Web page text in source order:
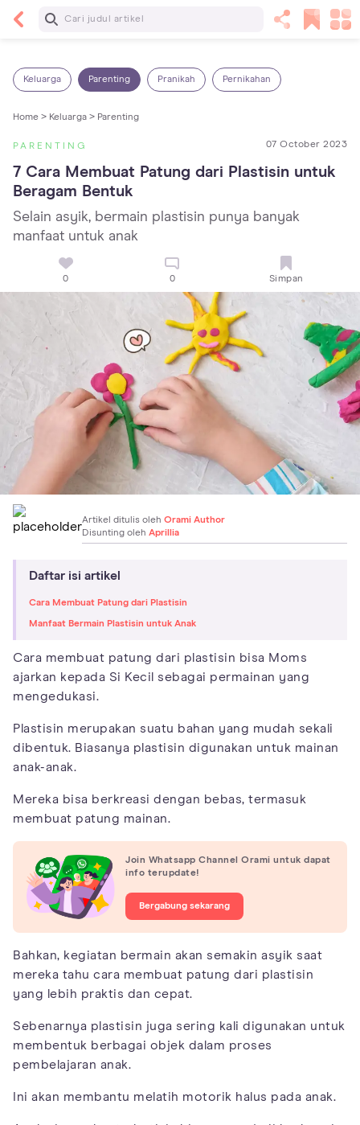
Baca Selanjutnya
Keluarga Parenting Pranikah Pernikahan
Home > Keluarga > Parenting
PARENTING 07 October 2023
7 Cara Membuat Patung dari Plastisin untuk
Beragam Bentuk
Selain asyik, bermain plastisin punya banyak
manfaat untuk anak
0 0 Simpan
Artikel ditulis oleh Orami Author
Disunting oleh Aprillia
Daftar isi artikel
Cara Membuat Patung dari Plastisin
Manfaat Bermain Plastisin untuk Anak
Cara membuat patung dari plastisin bisa Moms
ajarkan kepada Si Kecil sebagai permainan yang
mengedukasi.
Plastisin merupakan suatu bahan yang mudah sekali
dibentuk. Biasanya plastisin digunakan untuk mainan
anak-anak.
Mereka bisa berkreasi dengan bebas, termasuk
membuat patung mainan.
Join Whatsapp Channel Orami untuk dapat
info terupdate!
Bergabung sekarang
Bahkan, kegiatan bermain akan semakin asyik saat
mereka tahu cara membuat patung dari plastisin
yang lebih praktis dan cepat.
Sebenarnya plastisin juga sering kali digunakan untuk
membentuk berbagai objek dalam proses
pembelajaran anak.
Ini akan membantu melatih motorik halus pada anak.